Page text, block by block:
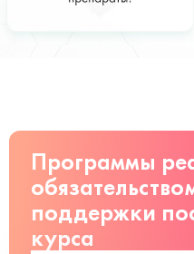
Программы
поддержки
курса